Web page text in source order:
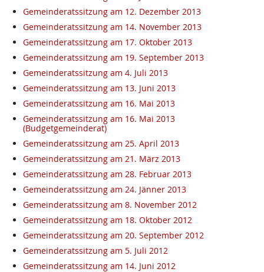
Gemeinderatssitzung am 12. Dezember 2013
Gemeinderatssitzung am 14. November 2013
Gemeinderatssitzung am 17. Oktober 2013
Gemeinderatssitzung am 19. September 2013
Gemeinderatssitzung am 4. Juli 2013
Gemeinderatssitzung am 13. Juni 2013
Gemeinderatssitzung am 16. Mai 2013
Gemeinderatssitzung am 16. Mai 2013
(Budgetgemeinderat)
Gemeinderatssitzung am 25. April 2013
Gemeinderatssitzung am 21. März 2013
Gemeinderatssitzung am 28. Februar 2013
Gemeinderatssitzung am 24. Jänner 2013
Gemeinderatssitzung am 8. November 2012
Gemeinderatssitzung am 18. Oktober 2012
Gemeinderatssitzung am 20. September 2012
Gemeinderatssitzung am 5. Juli 2012
Gemeinderatssitzung am 14. Juni 2012